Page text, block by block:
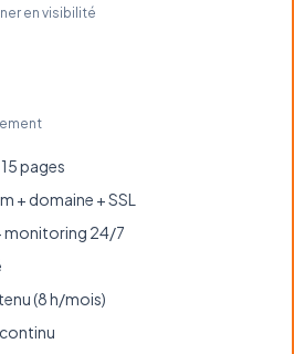
en visibilité
pages
+ domaine + SSL
monitoring 24/7
(8 h/mois)